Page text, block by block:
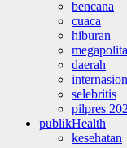
bencana
cuaca
hiburan
daerah
selebritis
pilpres
publikHealth
kesehatan